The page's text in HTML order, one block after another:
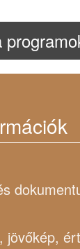
jövőkép,